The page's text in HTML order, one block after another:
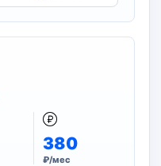
380
₽/мес